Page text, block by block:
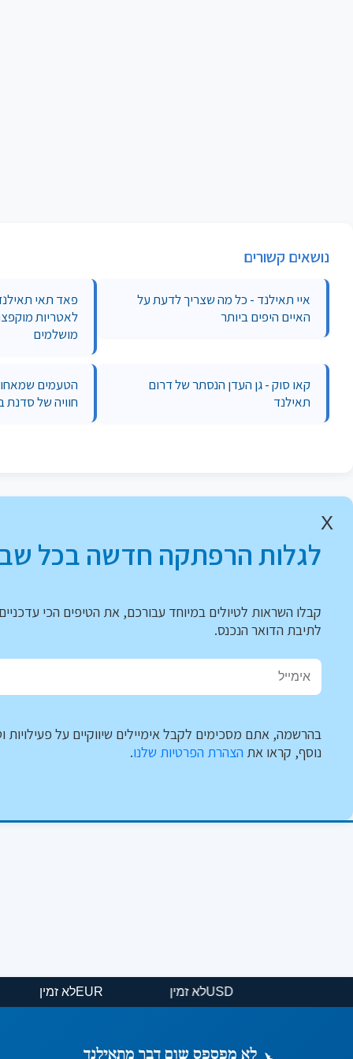
נושאים קשורים
איי תאילנד - כל מה שצריך לדעת על
האיים היפים ביותר
פאד תאי
לאטריות
מושלמים
קאו סוק - גן העדן הנסתר של דרום
תאילנד
הטעמים
חוויה של סדנת
X
לגלות הרפתקה חדשה בכל
קבלו השראות לטיולים במיוחד עבורכם, את הטיפים הכי
לתיבת הדואר הנכנס.
בהרשמה, אתם מסכימים לקבל אימיילים שיווקיים על
נוסף, קראו את הצהרת הפרטיות שלנו.
USD
EUR
לא מפספס שום דבר מתאילנד